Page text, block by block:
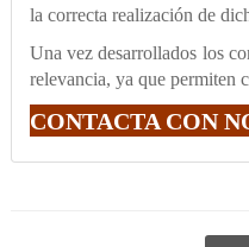
la correcta realización de
Una vez desarrollados los
relevancia, ya que permiten
CONTACTA CON